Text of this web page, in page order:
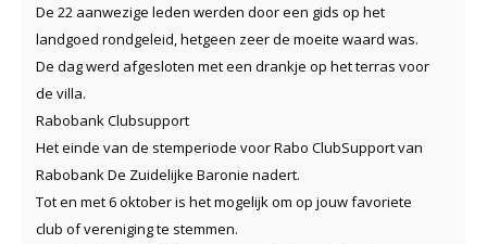
De 22 aanwezige leden werden door een gids op het
landgoed rondgeleid, hetgeen zeer de moeite waard was.
De dag werd afgesloten met een drankje op het terras voor
de villa.
Rabobank Clubsupport
Het einde van de stemperiode voor Rabo ClubSupport van
Rabobank De Zuidelijke Baronie nadert.
Tot en met 6 oktober is het mogelijk om op jouw favoriete
club of vereniging te stemmen.